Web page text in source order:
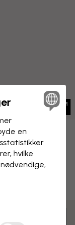
Gem
en
hvilke